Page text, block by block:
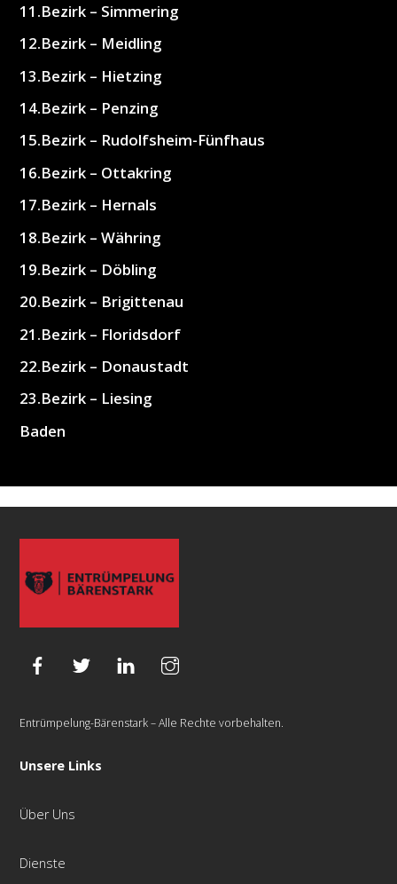
11.Bezirk – Simmering
12.Bezirk – Meidling
13.Bezirk – Hietzing
14.Bezirk – Penzing
15.Bezirk – Rudolfsheim-Fünfhaus
16.Bezirk – Ottakring
17.Bezirk – Hernals
18.Bezirk – Währing
19.Bezirk – Döbling
20.Bezirk – Brigittenau
21.Bezirk – Floridsdorf
22.Bezirk – Donaustadt
23.Bezirk – Liesing
Baden
Entrümpelung-Bärenstark – Alle Rechte vorbehalten.
Unsere Links
Über Uns
Dienste